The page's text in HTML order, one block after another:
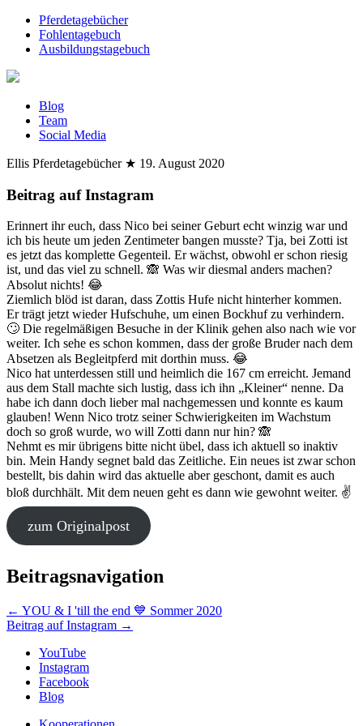
Pferdetagebücher
Fohlentagebuch
Ausbildungstagebuch
Blog
Team
Social Media
Ellis Pferdetagebücher ★ 19. August 2020
Beitrag auf Instagram
Erinnert ihr euch, dass Nico bei seiner Geburt echt winzig war und
ich bis heute um jeden Zentimeter bangen musste? Tja, bei Zotti ist
es jetzt das komplette Gegenteil. Er wächst, obwohl er schon riesig
ist, und das viel zu schnell. 🙈 Was wir diesmal anders machen?
Absolut nichts! 😂
Ziemlich blöd ist daran, dass Zottis Hufe nicht hinterher kommen.
Er trägt jetzt wieder Hufschuhe, um einen Bockhuf zu verhindern.
🙄 Die regelmäßigen Besuche in der Klinik gehen also nach wie vor
weiter. Ich sehe es schon kommen, dass der große Bruder nach dem
Absetzen als Begleitpferd mit dorthin muss. 😂
Nico hat unterdessen still und heimlich die 167 cm erreicht. Jemand
aus dem Stall machte sich lustig, dass ich ihn „Kleiner“ nenne. Da
habe ich dann doch lieber mal nachgemessen und konnte es kaum
glauben! Wenn Nico trotz seiner Schwierigkeiten im Wachstum
doch so groß wurde, wo will Zotti dann nur hin? 🙈
Nehmt es mir übrigens bitte nicht übel, dass ich aktuell so inaktiv
bin. Mein Handy segnet bald das Zeitliche. Ein neues ist zwar schon
bestellt, bis dahin wird das aktuelle aber geschont, damit es auch
bloß durchhält. Mit dem neuen geht es dann wie gewohnt weiter. ✌️
zum Originalpost
Beitragsnavigation
← YOU & I 'till the end 💙 Sommer 2020
Beitrag auf Instagram →
YouTube
Instagram
Facebook
Blog